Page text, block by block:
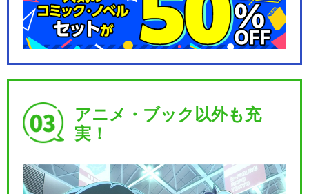
切膝丸 双騎出陣 …
アニメ・ブック以外も充
実！